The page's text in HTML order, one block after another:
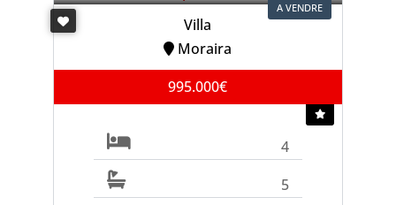
A VENDRE
Villa
Moraira
995.000€
4
5